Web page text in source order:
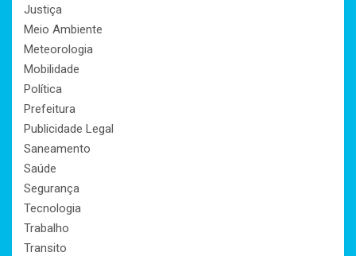
Justiça
Meio Ambiente
Meteorologia
Mobilidade
Política
Prefeitura
Publicidade Legal
Saneamento
Saúde
Segurança
Tecnologia
Trabalho
Transito